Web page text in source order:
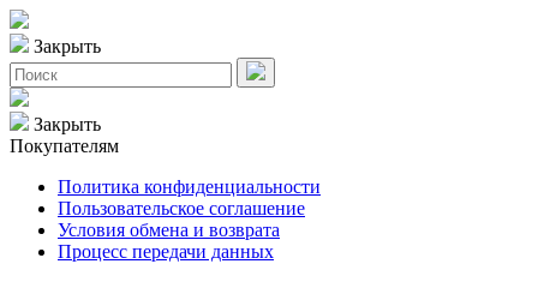
Закрыть
Закрыть
Покупателям
Политика конфиденциальности
Пользовательское соглашение
Условия обмена и возврата
Процесс передачи данных